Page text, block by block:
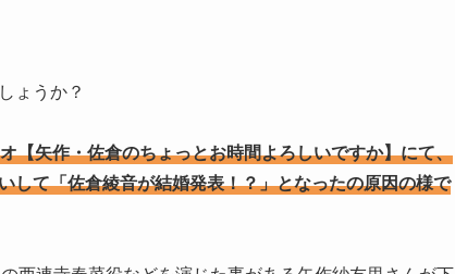
ょうか？
【矢作・佐倉のちょっとお時間よろしいですか】にて、
して「佐倉綾音が結婚発表！？」となったの原因の様で